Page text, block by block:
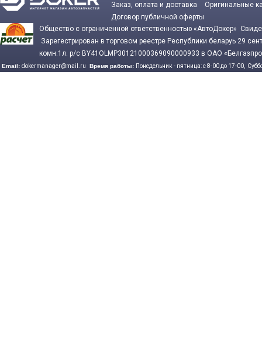
Заказ, оплата и доставка
Оригинальные
Договор публичной оферты
Общество с ограниченной ответственностью «АвтоДокер»
Зарегестрирован в торговом реестре Республики беларуь 29
комн.1л. р/с BY41OLMP30121000369090000933 в ОАО
Email: dokermanager@mail.ru Время работы: Понедельник - пятница: с 8-00 до 17-00,